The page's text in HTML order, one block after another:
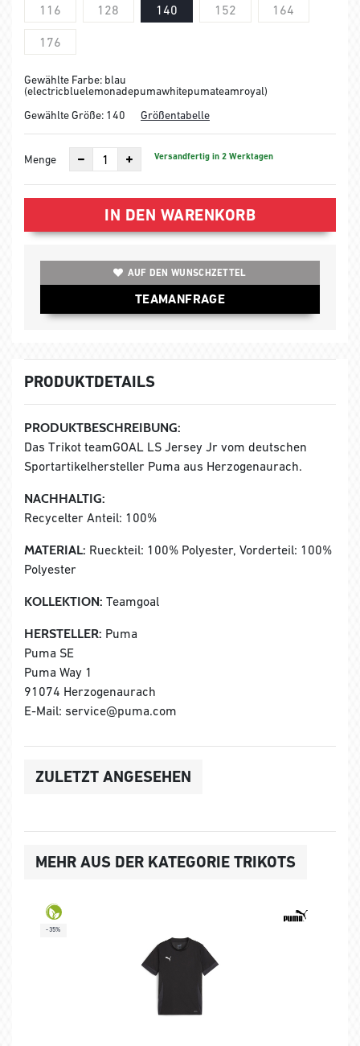
116 128 140 152 164
176
Gewählte Farbe: blau
(electricbluelemonadepumawhitepumateamroyal)
Gewählte Größe: 140 Größentabelle
Menge Versandfertig in 2 Werktagen
IN DEN WARENKORB
AUF DEN WUNSCHZETTEL
TEAMANFRAGE
PRODUKTDETAILS
PRODUKTBESCHREIBUNG:
Das Trikot teamGOAL LS Jersey Jr vom deutschen
Sportartikelhersteller Puma aus Herzogenaurach.
NACHHALTIG:
Recycelter Anteil: 100%
MATERIAL: Rueckteil: 100% Polyester, Vorderteil: 100%
Polyester
KOLLEKTION: Teamgoal
HERSTELLER: Puma
Puma SE
Puma Way 1
91074 Herzogenaurach
E-Mail: service@puma.com
ZULETZT ANGESEHEN
MEHR AUS DER KATEGORIE TRIKOTS
-35%